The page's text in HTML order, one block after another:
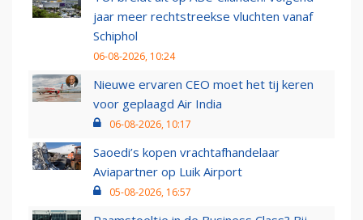
jaar meer rechtstreekse vluchten vanaf
Schiphol
06-08-2026, 10:24
Nieuwe ervaren CEO moet het tij keren
voor geplaagd Air India
06-08-2026, 10:17
Saoedi’s kopen vrachtafhandelaar
Aviapartner op Luik Airport
05-08-2026, 16:57